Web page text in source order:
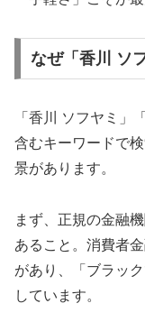
なぜ「香川 ソ
「香川 ソフヤミ」
含むキーワードで
景があります。
まず、正規の金融
あること。消費者
があり、「ブラッ
しています。